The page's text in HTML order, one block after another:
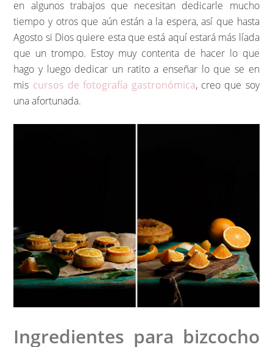
en algunos trabajos que necesitan dedicarle mucho
tiempo y otros que aún están a la espera, así que hasta
Agosto si Dios quiere esta que está aquí estará más líada
que un trompo. Estoy muy contenta de hacer lo que
hago y luego dedicar un ratito a enseñar lo que se en
mis cursos de fotografía gastronómica, creo que soy
una afortunada.
Ingredientes para bizcocho